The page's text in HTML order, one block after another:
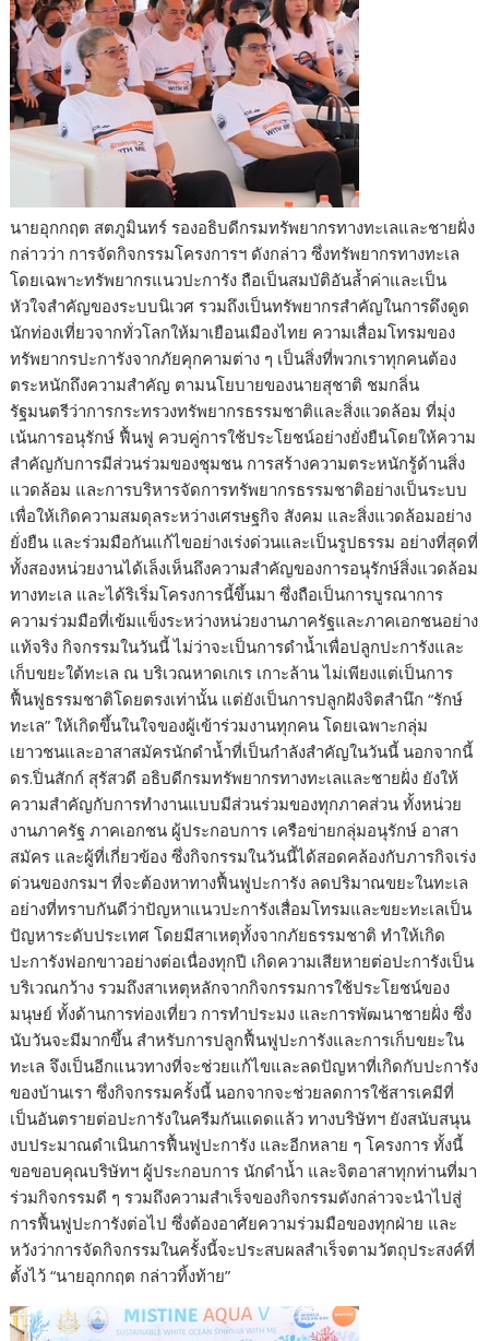
นายอุกกฤต สตภูมินทร์ รองอธิบดีกรมทรัพยากรทางทะเลและชายฝั่ง
กล่าวว่า การจัดกิจกรรมโครงการฯ ดังกล่าว ซึ่งทรัพยากรทางทะเล
โดยเฉพาะทรัพยากรแนวปะการัง ถือเป็นสมบัติอันล้ำค่าและเป็น
หัวใจสำคัญของระบบนิเวศ รวมถึงเป็นทรัพยากรสำคัญในการดึงดูด
นักท่องเที่ยวจากทั่วโลกให้มาเยือนเมืองไทย ความเสื่อมโทรมของ
ทรัพยากรปะการังจากภัยคุกคามต่าง ๆ เป็นสิ่งที่พวกเราทุกคนต้อง
ตระหนักถึงความสำคัญ ตามนโยบายของนายสุชาติ ชมกลิ่น
รัฐมนตรีว่าการกระทรวงทรัพยากรธรรมชาติและสิ่งแวดล้อม ที่มุ่ง
เน้นการอนุรักษ์ ฟื้นฟู ควบคู่การใช้ประโยชน์อย่างยั่งยืนโดยให้ความ
สำคัญกับการมีส่วนร่วมของชุมชน การสร้างความตระหนักรู้ด้านสิ่ง
แวดล้อม และการบริหารจัดการทรัพยากรธรรมชาติอย่างเป็นระบบ
เพื่อให้เกิดความสมดุลระหว่างเศรษฐกิจ สังคม และสิ่งแวดล้อมอย่าง
ยั่งยืน และร่วมมือกันแก้ไขอย่างเร่งด่วนและเป็นรูปธรรม อย่างที่สุดที่
ทั้งสองหน่วยงานได้เล็งเห็นถึงความสำคัญของการอนุรักษ์สิ่งแวดล้อม
ทางทะเล และได้ริเริ่มโครงการนี้ขึ้นมา ซึ่งถือเป็นการบูรณาการ
ความร่วมมือที่เข้มแข็งระหว่างหน่วยงานภาครัฐและภาคเอกชนอย่าง
แท้จริง กิจกรรมในวันนี้ ไม่ว่าจะเป็นการดำน้ำเพื่อปลูกปะการังและ
เก็บขยะใต้ทะเล ณ บริเวณหาดเกเร เกาะล้าน ไม่เพียงแต่เป็นการ
ฟื้นฟูธรรมชาติโดยตรงเท่านั้น แต่ยังเป็นการปลูกฝังจิตสำนึก “รักษ์
ทะเล” ให้เกิดขึ้นในใจของผู้เข้าร่วมงานทุกคน โดยเฉพาะกลุ่ม
เยาวชนและอาสาสมัครนักดำน้ำที่เป็นกำลังสำคัญในวันนี้ นอกจากนี้
ดร.ปิ่นสักก์ สุรัสวดี อธิบดีกรมทรัพยากรทางทะเลและชายฝั่ง ยังให้
ความสำคัญกับการทำงานแบบมีส่วนร่วมของทุกภาคส่วน ทั้งหน่วย
งานภาครัฐ ภาคเอกชน ผู้ประกอบการ เครือข่ายกลุ่มอนุรักษ์ อาสา
สมัคร และผู้ที่เกี่ยวข้อง ซึ่งกิจกรรมในวันนี้ได้สอดคล้องกับภารกิจเร่ง
ด่วนของกรมฯ ที่จะต้องหาทางฟื้นฟูปะการัง ลดปริมาณขยะในทะเล
อย่างที่ทราบกันดีว่าปัญหาแนวปะการังเสื่อมโทรมและขยะทะเลเป็น
ปัญหาระดับประเทศ โดยมีสาเหตุทั้งจากภัยธรรมชาติ ทำให้เกิด
ปะการังฟอกขาวอย่างต่อเนื่องทุกปี เกิดความเสียหายต่อปะการังเป็น
บริเวณกว้าง รวมถึงสาเหตุหลักจากกิจกรรมการใช้ประโยชน์ของ
มนุษย์ ทั้งด้านการท่องเที่ยว การทำประมง และการพัฒนาชายฝั่ง ซึ่ง
นับวันจะมีมากขึ้น สำหรับการปลูกฟื้นฟูปะการังและการเก็บขยะใน
ทะเล จึงเป็นอีกแนวทางที่จะช่วยแก้ไขและลดปัญหาที่เกิดกับปะการัง
ของบ้านเรา ซึ่งกิจกรรมครั้งนี้ นอกจากจะช่วยลดการใช้สารเคมีที่
เป็นอันตรายต่อปะการังในครีมกันแดดแล้ว ทางบริษัทฯ ยังสนับสนุน
งบประมาณดำเนินการฟื้นฟูปะการัง และอีกหลาย ๆ โครงการ ทั้งนี้
ขอขอบคุณบริษัทฯ ผู้ประกอบการ นักดำน้ำ และจิตอาสาทุกท่านที่มา
ร่วมกิจกรรมดี ๆ รวมถึงความสำเร็จของกิจกรรมดังกล่าวจะนำไปสู่
การฟื้นฟูปะการังต่อไป ซึ่งต้องอาศัยความร่วมมือของทุกฝ่าย และ
หวังว่าการจัดกิจกรรมในครั้งนี้จะประสบผลสำเร็จตามวัตถุประสงค์ที่
ตั้งไว้ “นายอุกกฤต กล่าวทิ้งท้าย”